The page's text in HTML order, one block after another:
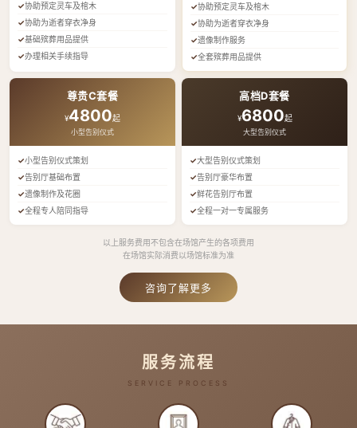
协助预定灵车及棺木
协助为逝者穿衣净身
基础殡葬用品提供
办理相关手续指导
协助预定灵车及棺木
协助为逝者穿衣净身
遗像制作服务
全套殡葬用品提供
尊贵C套餐
¥4800起
小型告别仪式
小型告别仪式策划
告别厅基础布置
遗像制作及花圈
全程专人陪同指导
高档D套餐
¥6800起
大型告别仪式
大型告别仪式策划
告别厅豪华布置
鲜花告别厅布置
全程一对一专属服务
以上服务费用不包含在场馆产生的各项费用
在场馆实际消费以场馆标准为准
咨询了解更多
服务流程
SERVICE PROCESS